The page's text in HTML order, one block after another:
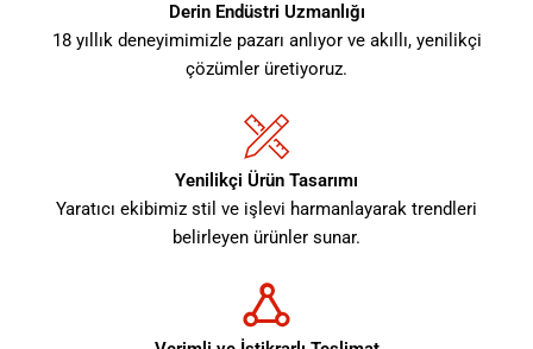
Derin Endüstri Uzmanlığı
18 yıllık deneyimimizle pazarı anlıyor ve akıllı, yenilikçi
çözümler üretiyoruz.
Yenilikçi Ürün Tasarımı
Yaratıcı ekibimiz stil ve işlevi harmanlayarak trendleri
belirleyen ürünler sunar.